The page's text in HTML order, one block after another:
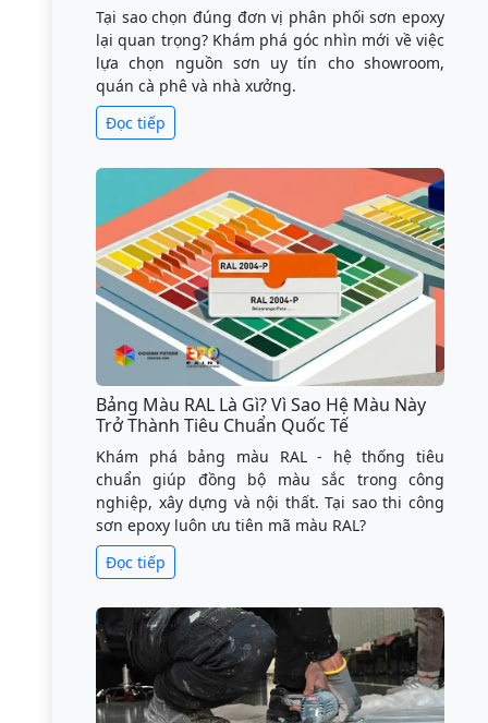
Tại sao chọn đúng đơn vị phân phối sơn epoxy
lại quan trọng? Khám phá góc nhìn mới về việc
lựa chọn nguồn sơn uy tín cho showroom,
quán cà phê và nhà xưởng.
Đọc tiếp
Bảng Màu RAL Là Gì? Vì Sao Hệ Màu Này
Trở Thành Tiêu Chuẩn Quốc Tế
Khám phá bảng màu RAL - hệ thống tiêu
chuẩn giúp đồng bộ màu sắc trong công
nghiệp, xây dựng và nội thất. Tại sao thi công
sơn epoxy luôn ưu tiên mã màu RAL?
Đọc tiếp